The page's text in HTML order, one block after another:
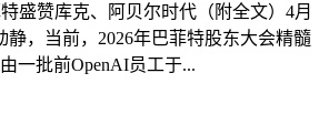
盛赞库克、阿贝尔时代（附全文）4月
静，当前，2026年巴菲特股东大会精髓
一批前OpenAI员工于...